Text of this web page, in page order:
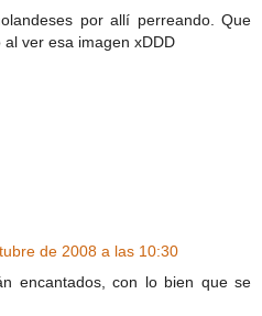
por allí perreando. Que
ver esa imagen xDDD
de 2008 a las 10:30
encantados, con lo bien que se